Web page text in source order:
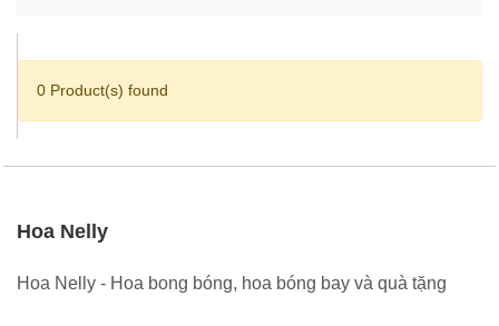
0 Product(s) found
Hoa Nelly
Hoa Nelly - Hoa bong bóng, hoa bóng bay và quà tặng